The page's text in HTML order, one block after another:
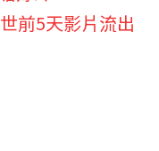
前5天影片流出